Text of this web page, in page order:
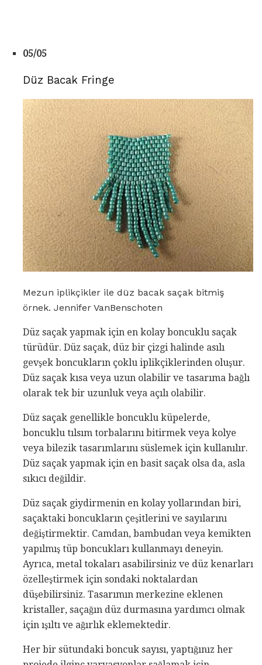
05/05
Düz Bacak Fringe
Mezun iplikçikler ile düz bacak saçak bitmiş
örnek. Jennifer VanBenschoten
Düz saçak yapmak için en kolay boncuklu saçak
türüdür. Düz saçak, düz bir çizgi halinde asılı
gevşek boncukların çoklu iplikçiklerinden oluşur.
Düz saçak kısa veya uzun olabilir ve tasarıma bağlı
olarak tek bir uzunluk veya açılı olabilir.
Düz saçak genellikle boncuklu küpelerde,
boncuklu tılsım torbalarını bitirmek veya kolye
veya bilezik tasarımlarını süslemek için kullanılır.
Düz saçak yapmak için en basit saçak olsa da, asla
sıkıcı değildir.
Düz saçak giydirmenin en kolay yollarından biri,
saçaktaki boncukların çeşitlerini ve sayılarını
değiştirmektir. Camdan, bambudan veya kemikten
yapılmış tüp boncukları kullanmayı deneyin.
Ayrıca, metal tokaları asabilirsiniz ve düz kenarları
özelleştirmek için sondaki noktalardan
düşebilirsiniz. Tasarımın merkezine eklenen
kristaller, saçağın düz durmasına yardımcı olmak
için ışıltı ve ağırlık eklemektedir.
Her bir sütundaki boncuk sayısı, yaptığınız her